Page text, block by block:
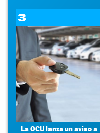
3
La OCU lanza un aviso a